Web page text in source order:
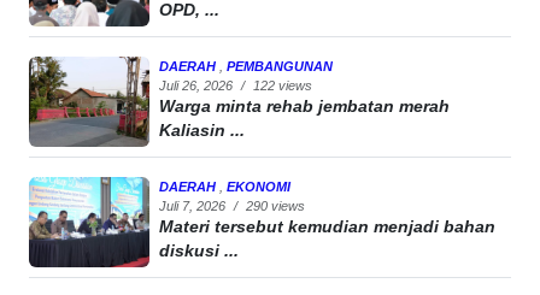
OPD, ...
DAERAH
PEMBANGUNAN
Juli 26, 2026 / 122 views
Warga minta rehab jembatan merah
Kaliasin ...
DAERAH
EKONOMI
Juli 7, 2026 / 290 views
Materi tersebut kemudian menjadi bahan
diskusi ...